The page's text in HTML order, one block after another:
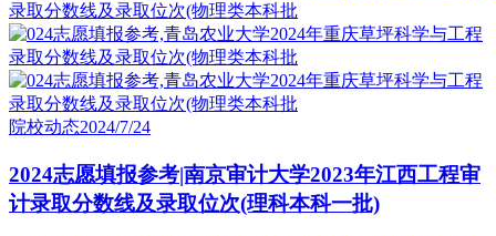
院校动态2024/7/24
2024志愿填报参考|南京审计大学2023年江西工程审
计录取分数线及录取位次(理科本科一批)